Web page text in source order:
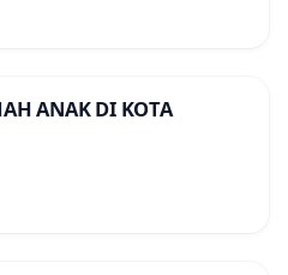
ANAK DI KOTA